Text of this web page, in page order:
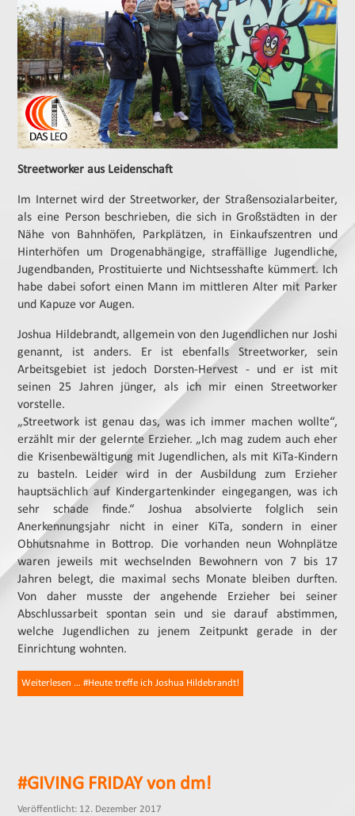
Streetworker aus Leidenschaft
Im Internet wird der Streetworker, der Straßensozialarbeiter,
als eine Person beschrieben, die sich in Großstädten in der
Nähe von Bahnhöfen, Parkplätzen, in Einkaufszentren und
Hinterhöfen um Drogenabhängige, straffällige Jugendliche,
Jugendbanden, Prostituierte und Nichtsesshafte kümmert. Ich
habe dabei sofort einen Mann im mittleren Alter mit Parker
und Kapuze vor Augen.
Joshua Hildebrandt, allgemein von den Jugendlichen nur Joshi
genannt, ist anders. Er ist ebenfalls Streetworker, sein
Arbeitsgebiet ist jedoch Dorsten-Hervest - und er ist mit
seinen 25 Jahren jünger, als ich mir einen Streetworker
vorstelle.
„Streetwork ist genau das, was ich immer machen wollte“,
erzählt mir der gelernte Erzieher. „Ich mag zudem auch eher
die Krisenbewältigung mit Jugendlichen, als mit KiTa-Kindern
zu basteln. Leider wird in der Ausbildung zum Erzieher
hauptsächlich auf Kindergartenkinder eingegangen, was ich
sehr schade finde.“ Joshua absolvierte folglich sein
Anerkennungsjahr nicht in einer KiTa, sondern in einer
Obhutsnahme in Bottrop. Die vorhanden neun Wohnplätze
waren jeweils mit wechselnden Bewohnern von 7 bis 17
Jahren belegt, die maximal sechs Monate bleiben durften.
Von daher musste der angehende Erzieher bei seiner
Abschlussarbeit spontan sein und sie darauf abstimmen,
welche Jugendlichen zu jenem Zeitpunkt gerade in der
Einrichtung wohnten.
Weiterlesen … #Heute treffe ich Joshua Hildebrandt!
#GIVING FRIDAY von dm!
Veröffentlicht: 12. Dezember 2017